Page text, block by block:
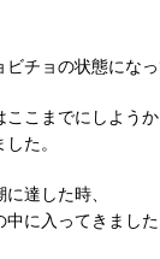
チョの状態になっ
ここまでにしよう
た。
達した時、
に入ってきました